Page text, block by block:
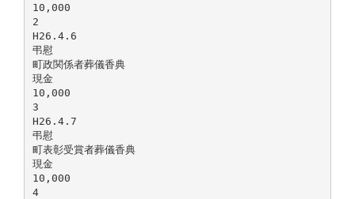
10,000
2
H26.4.6
弔慰
町政関係者葬儀香典
現金
10,000
3
H26.4.7
弔慰
町表彰受賞者葬儀香典
現金
10,000
4